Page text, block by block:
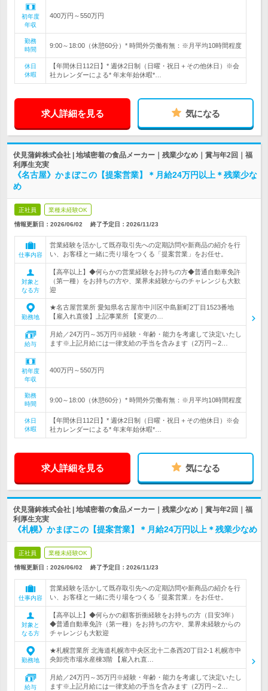
初年度
年収
400万円～550万円
勤務
時間
9:00～18:00（休憩60分）* 時間外労働有無：※月平均10時間程度
休日
休暇
【年間休日112日】* 週休2日制（日曜・祝日＋その他休日）※会
社カレンダーによる* 年末年始休暇*…
求人詳細を見る 気になる
伏見蒲鉾株式会社 | 地域密着の食品メーカー｜残業少なめ｜賞与年2回｜福
利厚生充実
《名古屋》かまぼこの【提案営業】＊月給24万円以上＊残業少な
め
正社員 業種未経験OK
情報更新日：2026/06/02 終了予定日： 2026/11/23
仕事内容
営業経験を活かして既存取引先への定期訪問や新商品の紹介を行
い、お客様と一緒に売り場をつくる「提案営業」をお任せ。
対象と
なる方
【高卒以上】◆何らかの営業経験をお持ちの方◆普通自動車免許
（第一種）をお持ちの方や、業界未経験からのチャレンジも大歓
迎
勤務地
★名古屋営業所 愛知県名古屋市中川区中島新町2丁目1523番地
【雇入れ直後】上記事業所 【変更の…
給与
月給／24万円～35万円※経験・年齢・能力を考慮して決定いたし
ます※上記月給には一律支給の手当を含みます（2万円～2…
初年度
年収
400万円～550万円
勤務
時間
9:00～18:00（休憩60分）* 時間外労働有無：※月平均10時間程度
休日
休暇
【年間休日112日】* 週休2日制（日曜・祝日＋その他休日）※会
社カレンダーによる* 年末年始休暇*…
求人詳細を見る 気になる
伏見蒲鉾株式会社 | 地域密着の食品メーカー｜残業少なめ｜賞与年2回｜福
利厚生充実
《札幌》かまぼこの【提案営業】＊月給24万円以上＊残業少なめ
正社員 業種未経験OK
情報更新日：2026/06/02 終了予定日： 2026/11/23
仕事内容
営業経験を活かして既存取引先への定期訪問や新商品の紹介を行
い、お客様と一緒に売り場をつくる「提案営業」をお任せ。
対象と
なる方
【高卒以上】◆何らかの顧客折衝経験をお持ちの方（目安3年）
◆普通自動車免許（第一種）をお持ちの方や、業界未経験からの
チャレンジも大歓迎
勤務地
★札幌営業所 北海道札幌市中央区北十二条西20丁目2-1 札幌市中
央卸売市場水産棟3階 【雇入れ直…
給与
月給／24万円～35万円※経験・年齢・能力を考慮して決定いたし
ます※上記月給には一律支給の手当を含みます（2万円～2…